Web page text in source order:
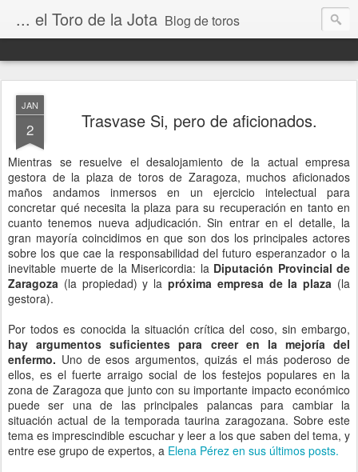
... el Toro de la Jota Blog de toros
JAN
2 Trasvase Si, pero de aficionados.
Mientras se resuelve el desalojamiento de la actual empresa
gestora de la plaza de toros de Zaragoza, muchos aficionados
maños andamos inmersos en un ejercicio intelectual para
concretar qué necesita la plaza para su recuperación en tanto en
cuanto tenemos nueva adjudicación. Sin entrar en el detalle, la
gran mayoría coincidimos en que son dos los principales actores
sobre los que cae la responsabilidad del futuro esperanzador o la
inevitable muerte de la Misericordia: la Diputación Provincial de
Zaragoza (la propiedad) y la próxima empresa de la plaza (la
gestora).
Por todos es conocida la situación crítica del coso, sin embargo,
hay argumentos suficientes para creer en la mejoría del
enfermo. Uno de esos argumentos, quizás el más poderoso de
ellos, es el fuerte arraigo social de los festejos populares en la
zona de Zaragoza que junto con su importante impacto económico
puede ser una de las principales palancas para cambiar la
situación actual de la temporada taurina zaragozana. Sobre este
tema es imprescindible escuchar y leer a los que saben del tema, y
entre ese grupo de expertos, a Elena Pérez en sus últimos posts.